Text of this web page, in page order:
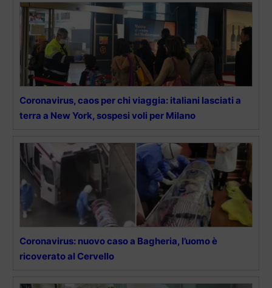
Coronavirus, caos per chi viaggia: italiani lasciati a
terra a New York, sospesi voli per Milano
Coronavirus: nuovo caso a Bagheria, l’uomo è
ricoverato al Cervello